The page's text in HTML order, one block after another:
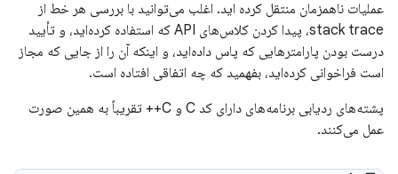
عملیات ناهمزمان منتقل کرده اید. اغلب می‌توانید با بررسی هر خط از
stack trace، پیدا کردن کلاس‌های API که استفاده کرده‌اید، و تأیید
درست بودن پارامترهایی که پاس داده‌اید، و اینکه آن را از جایی که مجاز
است فراخوانی کرده‌اید، بفهمید که چه اتفاقی افتاده است.
پشته‌های ردیابی برنامه‌های دارای کد C و C++ تقریباً به همین صورت
عمل می‌کنند.